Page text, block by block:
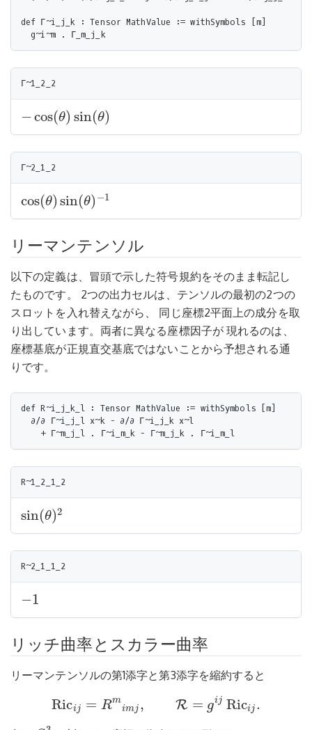
def Γ~i_j_k : Tensor MathValue := withSymbols [m]
  g~i~m . Γ_m_j_k
Γ~1_2_2
−cos(θ) sin(θ)
−cos(θ)sin (θ)
Γ~2_1_2
cos(θ) sin(θ) −1
cos(θ)sin(θ)−1
リーマンテンソル
以下の定義は、冒頭で示した符号規約をそのまま転記し
たものです。 2つの出力セルは、テンソルの最初の2つの
スロットを入れ替えながら、 同じ座標2平面上の成分を取
り出しています。両者に異なる座標因子が 現れるのは、
座標基底が正規直交基底ではないことから予想される通
りです。
def R~i_j_k_l : Tensor MathValue := withSymbols [m]
  ∂/∂ Γ~i_j_l x~k - ∂/∂ Γ~i_j_k x~l
R~1_2_1_2
sin(θ)2
sin(θ)2
R~2_1_1_2
−1
−1
リッチ曲率とスカラー曲率
リーマンテンソルの第1添字と第3添字を縮約すると
Ricij = Rm
imj , R = gij Ricij .
Ricij=Rm =gij Ric ij.